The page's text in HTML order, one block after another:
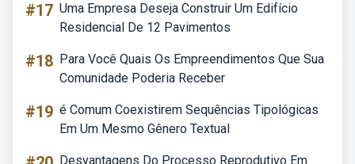
#17 Uma Empresa Deseja Construir Um Edifício
Residencial De 12 Pavimentos
#18 Para Você Quais Os Empreendimentos Que Sua
Comunidade Poderia Receber
#19 é Comum Coexistirem Sequências Tipológicas
Em Um Mesmo Gênero Textual
Desvantagens Do Processo Reprodutivo Em